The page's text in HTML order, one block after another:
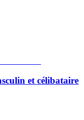
et célibataire